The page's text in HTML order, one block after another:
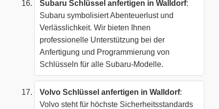
Subaru Schlüssel anfertigen in Walldorf:
Subaru symbolisiert Abenteuerlust und
Verlässlichkeit. Wir bieten Ihnen
professionelle Unterstützung bei der
Anfertigung und Programmierung von
Schlüsseln für alle Subaru-Modelle.
Volvo Schlüssel anfertigen in Walldorf:
Volvo steht für höchste Sicherheitsstandards